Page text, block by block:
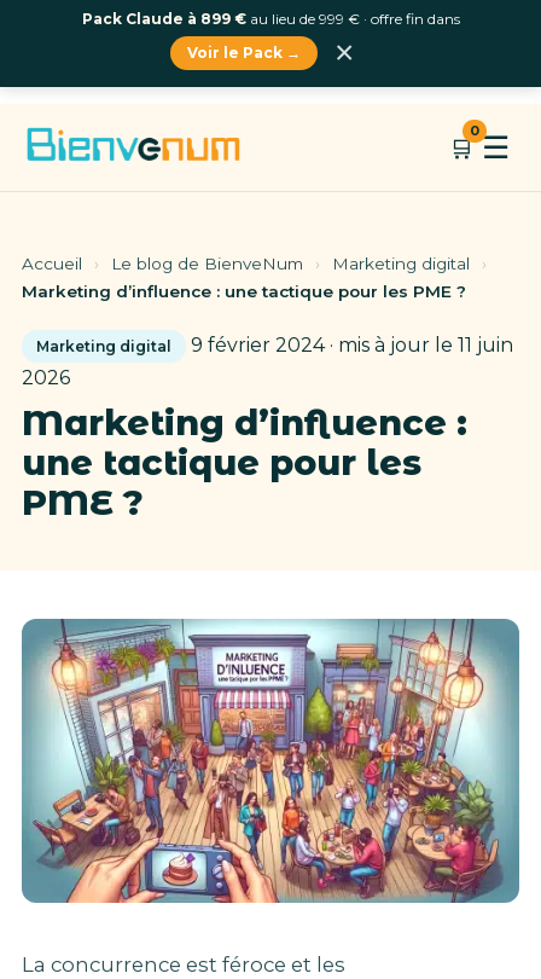
🛒
0
☰
Accueil › Le blog de BienveNum › Marketing digital
›
Marketing d’influence : une tactique pour les PME ?
Marketing digital
9 février 2024 · mis à jour le 11 juin
2026
Marketing d’influence :
une tactique pour les
PME ?
La concurrence est féroce et les
Pack Claude à 899 €au lieu de 999 € · offre fin dans
Voir le Pack →
×